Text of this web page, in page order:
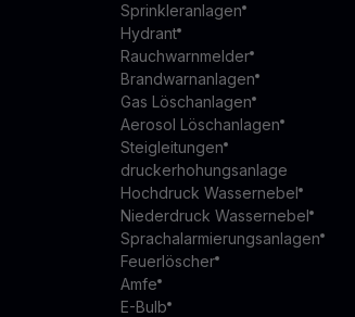
Sprinkleranlagen
Hydrant
Rauchwarnmelder
Brandwarnanlagen
Gas Löschanlagen
Aerosol Löschanlagen
Steigleitungen
druckerhohungsanlage
Hochdruck Wassernebel
Niederdruck Wassernebel
Sprachalarmierungsanlagen
Feuerlöscher
Amfe
E-Bulb